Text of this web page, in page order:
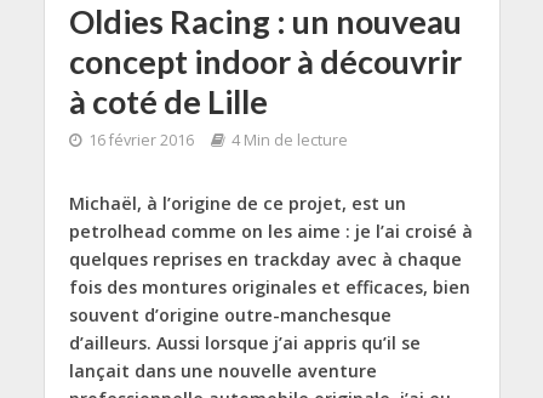
Oldies Racing : un nouveau
concept indoor à découvrir
à coté de Lille
16 février 2016 4 Min de lecture
Michaël, à l’origine de ce projet, est un
petrolhead comme on les aime : je l’ai croisé à
quelques reprises en trackday avec à chaque
fois des montures originales et efficaces, bien
souvent d’origine outre-manchesque
d’ailleurs. Aussi lorsque j’ai appris qu’il se
lançait dans une nouvelle aventure